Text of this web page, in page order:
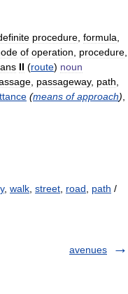
procedure formula
of operation procedure
II (route) noun
passageway, path
(means of approach)
, walk street road path /
avenues